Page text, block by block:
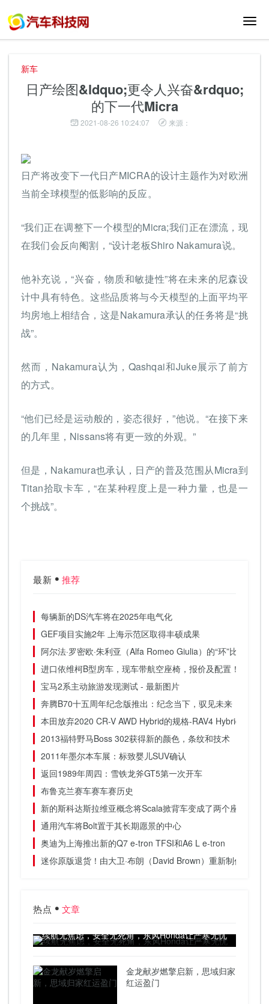
切
新车
日产绘图&ldquo;更令人兴奋&rdquo;
的下一代Micra
2021-08-26 10:24:07 来源：
日产将改变下一代日产MICRA的设计主题作为对欧洲
当前全球模型的低影响的反应。
“我们正在调整下一个模型的Micra;我们正在漂流，现
在我们会反向阉割，“设计老板Shiro Nakamura说。
他补充说，“兴奋，物质和敏捷性”将在未来的尼森设
计中具有特色。这些品质将与今天模型的上面平均平
均房地上相结合，这是Nakamura承认的任务将是“挑
战”。
然而，Nakamura认为，Qashqai和Juke展示了前方
的方式。
“他们已经是运动般的，姿态很好，”他说。“在接下来
的几年里，Nissans将有更一致的外观。”
但是，Nakamura也承认，日产的普及范围从Micra到
Titan拾取卡车，“在某种程度上是一种力量，也是一
个挑战”。
最新 推荐
每辆新的DS汽车将在2025年电气化
GEF项目实施2年 上海示范区取得丰硕成果
阿尔法·罗密欧·朱利亚（Alfa Romeo Giulia）的“环”比宝马
进口依维柯B型房车，现车带航空座椅，报价及配置！便宜
宝马2系主动旅游发现测试 - 最新图片
奔腾B70十五周年纪念版推出：纪念当下，驭见未来
本田放弃2020 CR-V AWD Hybrid的规格-RAV4 Hybrid现在拥
2013福特野马Boss 302获得新的颜色，条纹和技术
2011年墨尔本车展：标致婴儿SUV确认
返回1989年周四：雪铁龙斧GT5第一次开车
布鲁克兰赛车赛车赛历史
新的斯科达斯拉维亚概念将Scala掀背车变成了两个座位的
通用汽车将Bolt置于其长期愿景的中心
奥迪为上海推出新的Q7 e-tron TFSI和A6 L e-tron
迷你原版退货！由大卫·布朗（David Brown）重新制作的60
热点 文章
续航无焦虑，安全无死角，东风Honda让严寒无忧
金龙献岁燃擎启新，思域归家
红运盈门